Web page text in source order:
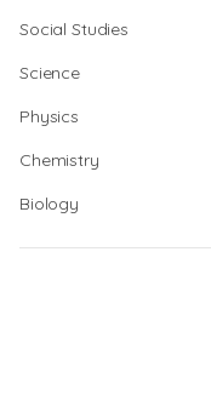
Social Studies
Science
Physics
Chemistry
Biology